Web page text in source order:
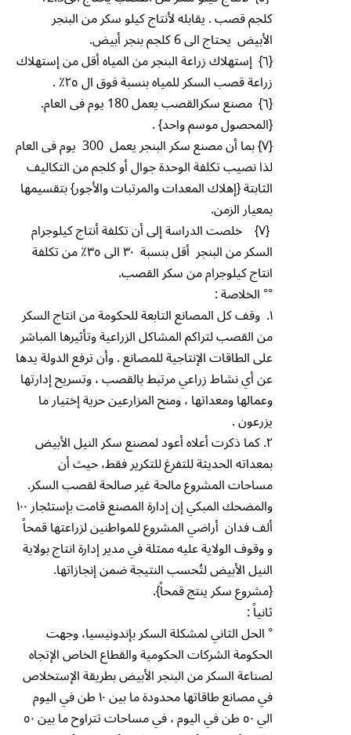
كلجم قصب . يقابله لأنتاج كيلو سكر من البنجر
الأبيض يحتاج الى 6 كلجم بنجر أبيض.
{٦} إستهلاك زراعة البنجر من المياه أقل من إستهلاك
زراعة قصب السكر للمياه بنسبة فوق ال ٢٥٪ .
{٦} مصنع سكرالقصب يعمل 180 يوم فى العام.
{المحصول موسم واحد} .
{٧} بما أن مصنع سكر البنجر يعمل 300 يوم فى العام
لذا نصيب تكلفة الوحدة جوال أو كلجم من التكاليف
الثابتة {إهلاك المعدات والمرتبات والأجور} بتقسيمها
بمعيار الزمن.
{٧} خلصت الدراسة إلى أن تكلفة أنتاج كيلوجرام
السكر من البنجر أقل بنسبة ٣٠ الى ٣٥٪‏ من تكلفة
انتاج كيلوجرام من سكر القصب.
°° الخلاصة :
١. وقف كل المصانع التابعة للحكومة من انتاج السكر
من القصب لتراكم المشاكل الزراعية وتأثيرها المباشر
على الطاقات الإنتاجية للمصانع . وأن ترفع الدولة يدها
عن أي نشاط زراعي مرتبط بالقصب ، وتسريح إدارتها
وعمالها ومعداتها ، ومنح المزارعين حرية إختيار ما
يزرعون .
٢. كما ذكرت أعلاه أعود لمصنع سكر النيل الأبيض
بمعداته الحديثة للتفرغ للتكرير فقط، حيث أن
مساحات المشروع مالحة غير صالحة لقصب السكر.
والمضحك المبكي إن إدارة المصنع قامت بإستئجار ١٠٠
ألف فدان أراضي المشروع للمواطنين لزراعتها قمحاً
و وقوف الولاية عليه ممثلة في مدير إدارة انتاج بولاية
النيل الأبيض لتُحسب النتيجة ضمن إنجازاتها.
{مشروع سكر ينتج قمحاً}.
ثانياً :
° الحل الثاني لمشكلة السكر بإندونيسيا، وجهت
الحكومة الشركات الحكومية والقطاع الخاص الإتجاه
لصناعة السكر من البنجر الأبيض بطريقة الإستخلاص
في مصانع طاقاتها محدودة ما بين ١٠ طن في اليوم
الي ٥٠ طن في اليوم ، في مساحات تتراوح ما بين ٥٠